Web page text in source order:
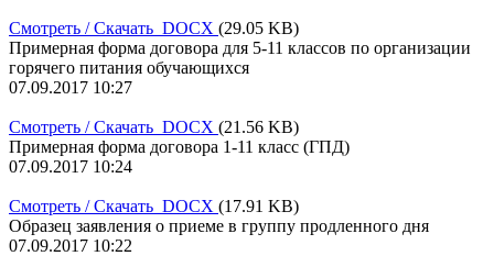
Смотреть / Скачать DOCX (29.05 KB)
Примерная форма договора для 5-11 классов по организации
горячего питания обучающихся
07.09.2017 10:27
Смотреть / Скачать DOCX (21.56 KB)
Примерная форма договора 1-11 класс (ГПД)
07.09.2017 10:24
Смотреть / Скачать DOCX (17.91 KB)
Образец заявления о приеме в группу продленного дня
07.09.2017 10:22